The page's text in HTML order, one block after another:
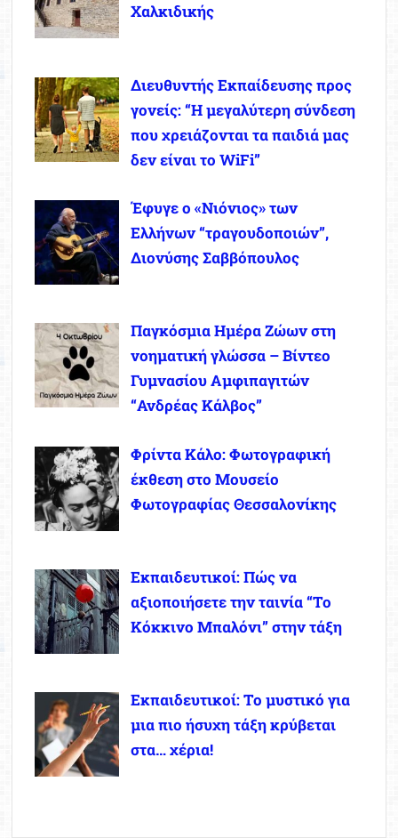
Χαλκιδικής
Διευθυντής Εκπαίδευσης προς
γονείς: “Η μεγαλύτερη σύνδεση
που χρειάζονται τα παιδιά μας
δεν είναι το WiFi”
Έφυγε ο «Νιόνιος» των
Ελλήνων “τραγουδοποιών”,
Διονύσης Σαββόπουλος
Παγκόσμια Ημέρα Ζώων στη
νοηματική γλώσσα – Βίντεο
Γυμνασίου Αμφιπαγιτών
“Ανδρέας Κάλβος”
Φρίντα Κάλο: Φωτογραφική
έκθεση στο Μουσείο
Φωτογραφίας Θεσσαλονίκης
Εκπαιδευτικοί: Πώς να
αξιοποιήσετε την ταινία “Το
Κόκκινο Μπαλόνι” στην τάξη
Εκπαιδευτικοί: Το μυστικό για
μια πιο ήσυχη τάξη κρύβεται
στα… χέρια!